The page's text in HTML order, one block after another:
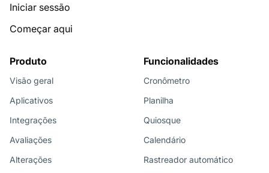
Iniciar sessão
Começar aqui
Produto
Visão geral
Aplicativos
Integrações
Avaliações
Alterações
Funcionalidades
Cronômetro
Planilha
Quiosque
Calendário
Rastreador automático